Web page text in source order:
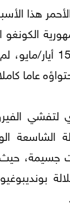
هذا
الكونغو
أُعلن عنه في 15
عاما
الشاسعة
جسيمة،